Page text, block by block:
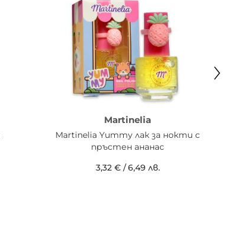
Martinelia
Martinelia Yummy лак за нокти с
пръстен ананас
3,32 €/6,49 лв.